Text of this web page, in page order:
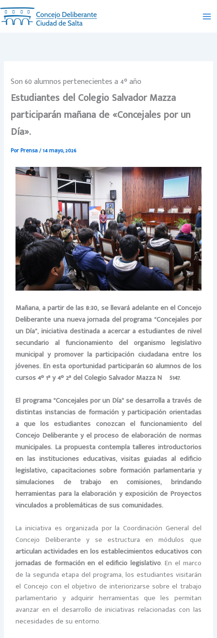
Ir
al
contenido
Son 60 alumnos pertenecientes a 4° año
Estudiantes del Colegio Salvador Mazza
participarán mañana de «Concejales por un
Día».
PorPrensa/14 mayo, 2026
Mañana, a partir de las 8:30, se llevará adelante en el Concejo
Deliberante una nueva jornada del programa “Concejales por
un Día”, iniciativa destinada a acercar a estudiantes de nivel
secundario al funcionamiento del organismo legislativo
municipal y promover la participación ciudadana entre los
jóvenes. En esta oportunidad participarán 60 alumnos de los
cursos 4° 1ª y 4° 2ª del Colegio Salvador Mazza Nº 5147.
El programa “Concejales por un Día” se desarrolla a través de
distintas instancias de formación y participación orientadas
a que los estudiantes conozcan el funcionamiento del
Concejo Deliberante y el proceso de elaboración de normas
municipales. La propuesta contempla talleres introductorios
en las instituciones educativas, visitas guiadas al edificio
legislativo, capacitaciones sobre formación parlamentaria y
simulaciones de trabajo en comisiones, brindando
herramientas para la elaboración y exposición de Proyectos
vinculados a problemáticas de sus comunidades.
La iniciativa es organizada por la Coordinación General del
Concejo Deliberante y se estructura en módulos que
articulan actividades en los establecimientos educativos con
jornadas de formación en el edificio legislativo. En el marco
de la segunda etapa del programa, los estudiantes visitarán
el Concejo con el objetivo de interiorizarse sobre el trabajo
parlamentario y adquirir herramientas que les permitan
avanzar en el desarrollo de iniciativas relacionadas con las
necesidades de su entorno.